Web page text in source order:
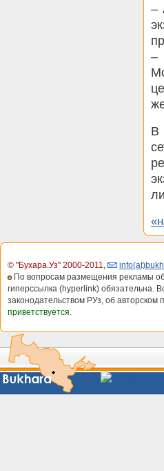
–
–
В
© "Бухара.Уз" 2000-2011
По вопросам размещения рекламы
гиперссылка (hyperlink) обязательна.
законодательством РУз, об авторском
приветствуется.